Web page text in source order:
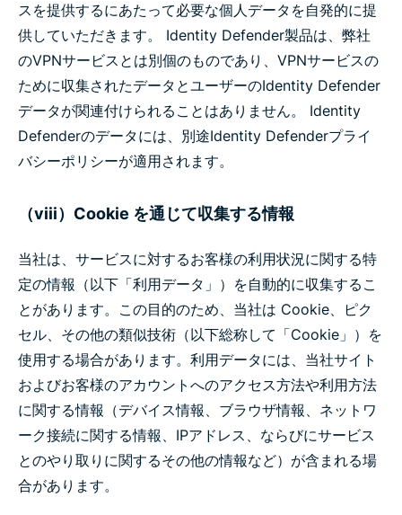
スを提供するにあたって必要な個人データを自発的に提
供していただきます。 Identity Defender製品は、弊社
のVPNサービスとは別個のものであり、VPNサービスの
ために収集されたデータとユーザーのIdentity Defender
データが関連付けられることはありません。 Identity
Defenderのデータには、別途Identity Defenderプライ
バシーポリシーが適用されます。
（viii）Cookie を通じて収集する情報
当社は、サービスに対するお客様の利用状況に関する特
定の情報（以下「利用データ」）を自動的に収集するこ
とがあります。この目的のため、当社は Cookie、ピク
セル、その他の類似技術（以下総称して「Cookie」）を
使用する場合があります。利用データには、当社サイト
およびお客様のアカウントへのアクセス方法や利用方法
に関する情報（デバイス情報、ブラウザ情報、ネットワ
ーク接続に関する情報、IPアドレス、ならびにサービス
とのやり取りに関するその他の情報など）が含まれる場
合があります。